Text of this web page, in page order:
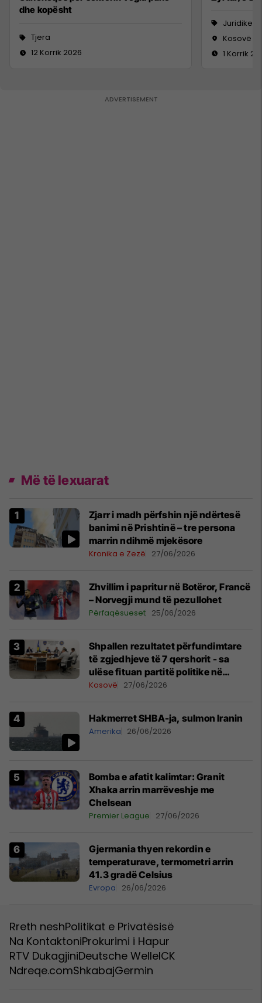
dhe kopësht
Tjera
12 Korrik 2026
Juridike
Kosovë
1 Korrik
Më të lexuarat
Zjarr i madh përfshin një ndërtesë
banimi në Prishtinë – tre persona
marrin ndihmë mjekësore
Kronika e Zezë 27/06/2026
Zhvillim i papritur në Botëror, Francë
– Norvegji mund të pezullohet
Përfaqësueset 25/06/2026
Shpallen rezultatet përfundimtare
të zgjedhjeve të 7 qershorit - sa
ulëse fituan partitë politike në
Kuvend?
Kosovë 27/06/2026
Hakmerret SHBA-ja, sulmon Iranin
Amerika 26/06/2026
Bomba e afatit kalimtar: Granit
Xhaka arrin marrëveshje me
Chelsean
Premier League 27/06/2026
Gjermania thyen rekordin e
temperaturave, termometri arrin
41.3 gradë Celsius
Evropa 26/06/2026
Rreth neshPolitikat e Privatësisë
Na KontaktoniProkurimi i Hapur
RTV DukagjiniDeutsche WelleICK
Ndreqe.comShkabajGermin